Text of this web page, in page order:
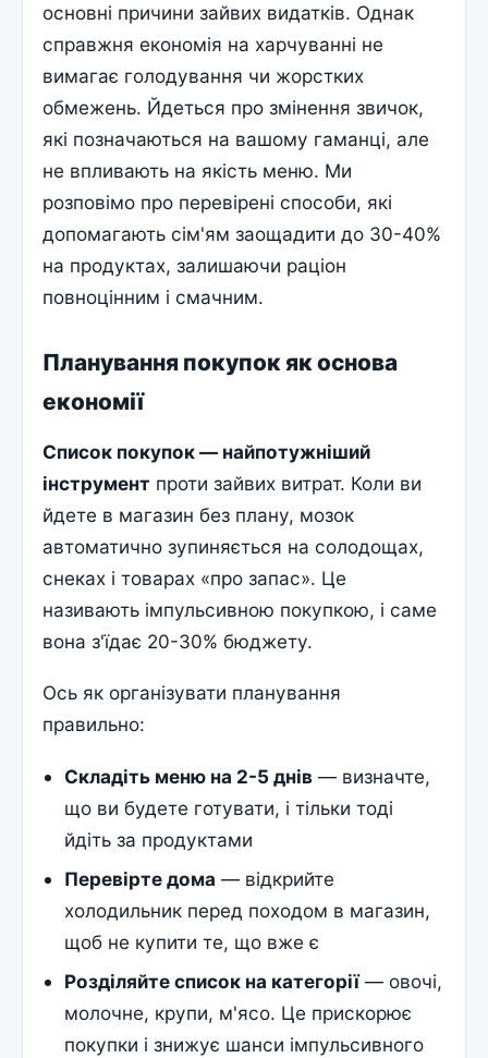
основні причини зайвих видатків. Однак
справжня економія на харчуванні не
вимагає голодування чи жорстких
обмежень. Йдеться про змінення звичок,
які позначаються на вашому гаманці, але
не впливають на якість меню. Ми
розповімо про перевірені способи, які
допомагають сім'ям заощадити до 30-40%
на продуктах, залишаючи раціон
повноцінним і смачним.
Планування покупок як основа
економії
Список покупок — найпотужніший
інструмент проти зайвих витрат. Коли ви
йдете в магазин без плану, мозок
автоматично зупиняється на солодощах,
снеках і товарах «про запас». Це
називають імпульсивною покупкою, і саме
вона з'їдає 20-30% бюджету.
Ось як організувати планування
правильно:
Складіть меню на 2-5 днів — визначте,
що ви будете готувати, і тільки тоді
йдіть за продуктами
Перевірте дома — відкрийте
холодильник перед походом в магазин,
щоб не купити те, що вже є
Розділяйте список на категорії— овочі,
молочне, крупи, м'ясо. Це прискорює
покупки і знижує шанси імпульсивного